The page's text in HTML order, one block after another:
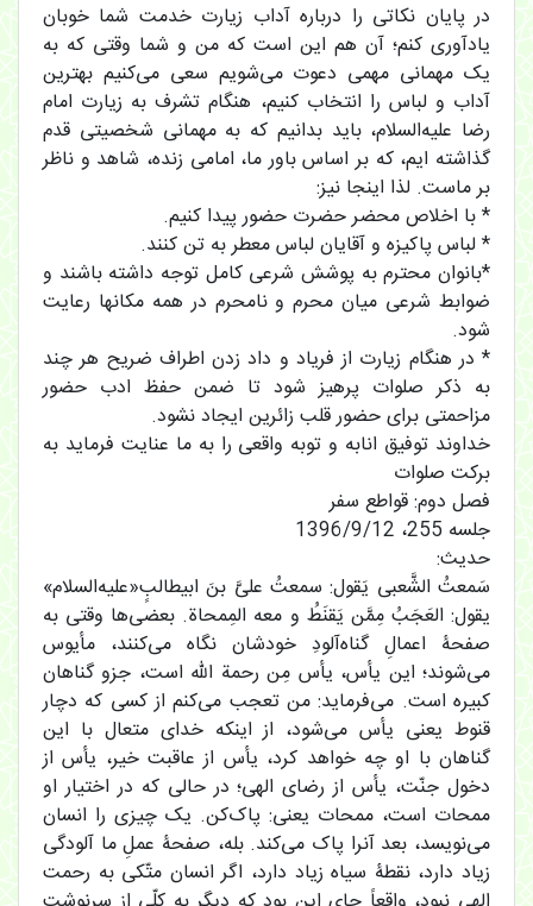
در پایان نکاتی را درباره آداب زیارت خدمت شما خوبان
یادآوری کنم؛ آن هم این است که من و شما وقتی که به
یک مهمانی مهمی دعوت می‌شویم سعی می‌کنیم بهترین
آداب و لباس را انتخاب کنیم، هنگام تشرف به زیارت امام
رضا علیه‌السلام، باید بدانیم که به مهمانی شخصیتی قدم
گذاشته ایم، که بر اساس باور ما، امامی زنده، شاهد و ناظر
بر ماست. لذا اینجا نیز:
* با اخلاص محضر حضرت حضور پیدا کنیم.
* لباس پاکیزه و آقایان لباس معطر به تن کنند.
*بانوان محترم به پوشش شرعی کامل توجه داشته باشند و
ضوابط شرعی میان محرم و نامحرم در همه مکانها رعایت
شود.
* در هنگام زیارت از فریاد و داد زدن اطراف ضریح هر چند
به ذکر صلوات پرهیز شود تا ضمن حفظ ادب حضور
مزاحمتی برای حضور قلب زائرین ایجاد نشود.
خداوند توفیق انابه و توبه واقعی را به ما عنایت فرماید به
برکت صلوات
فصل دوم: قواطع سفر
جلسه 255، 1396/9/12
حدیث:
سَمعتُ الشَّعبی یَقول: سمعتُ علیَّ بنَ ابیطالبٍ«علیه‌السلام»
یقول: العَجَبُ مِمَّن یَقنَطُ و معه المِمحاة. بعضی‌ها وقتی به
صفحۀ اعمالِ گناه‌آلودِ خودشان نگاه می‌کنند، مأیوس
می‌شوند؛ این یأس، یأس مِن رحمة الله است، جزو گناهان
کبیره است. می‌فرماید: من تعجب می‌کنم از کسی که دچار
قنوط یعنی یأس می‌شود، از اینکه خدای متعال با این
گناهان با او چه خواهد کرد، یأس از عاقبت خیر، یأس از
دخول جنّت، یأس از رضای الهی؛ در حالی که در اختیار او
ممحات است، ممحات یعنی: پاک‌کن. یک چیزی را انسان
می‌نویسد، بعد آنرا پاک می‌کند. بله، صفحۀ عملِ ما آلودگی
زیاد دارد، نقطۀ سیاه زیاد دارد، اگر انسان متّکی به رحمت